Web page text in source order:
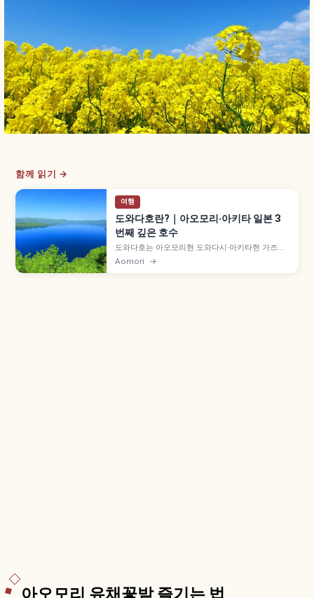
함께 읽기 →
여행
도와다호란?｜아오모리·아키타 일본 3
번째 깊은 호수
도와다호는 아오모리현 도와다시·아키타현 가즈노
군 고사카마치 경계의 칼데라호로, 면적 약 59.8㎢·
Aomori →
아오모리 유채꽃밭 즐기는 법